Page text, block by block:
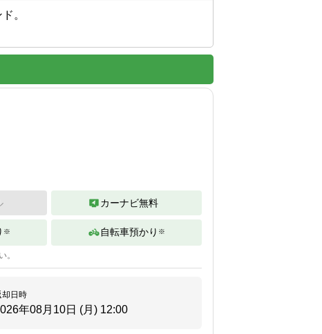
。
カーナビ無料
※ 自転車預かり ※
。
却日時
年08月10日 (月) 12:00